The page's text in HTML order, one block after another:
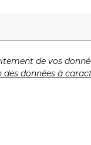
obligatoire)
de vos
données à